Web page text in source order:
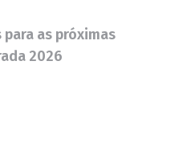
as próximas
2026